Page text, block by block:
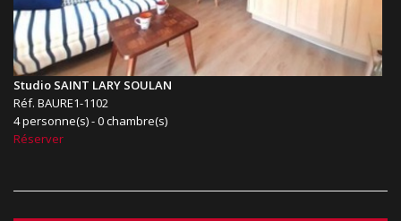
Studio SAINT LARY SOULAN
Réf. BAURE1-1102
4 personne(s) - 0 chambre(s)
Réserver